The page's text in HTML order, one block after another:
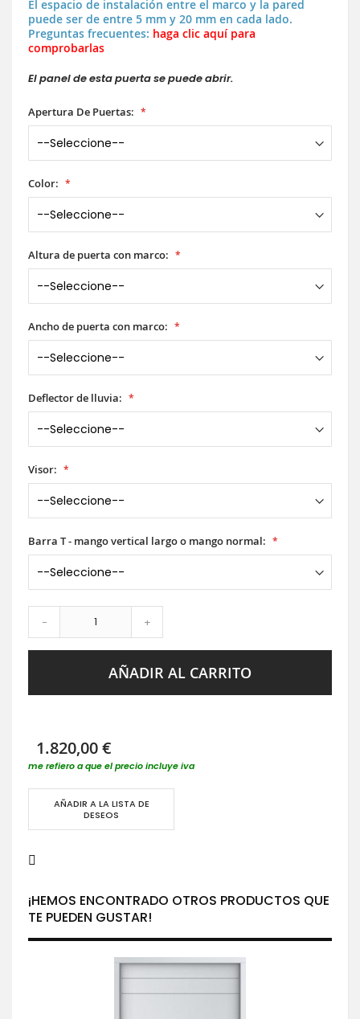
El espacio de instalación entre el marco y la pared
puede ser de entre 5 mm y 20 mm en cada lado.
Preguntas frecuentes: haga clic aquí para
comprobarlas
El panel de esta puerta se puede abrir.
Apertura De Puertas:
Color:
Altura de puerta con marco:
Ancho de puerta con marco:
Deflector de lluvia:
Visor:
Barra T - mango vertical largo o mango normal:
- +
AÑADIR AL CARRITO
1.820,00 €
me refiero a que el precio incluye iva
AÑADIR A LA LISTA DE
DESEOS
¡HEMOS ENCONTRADO OTROS PRODUCTOS QUE
TE PUEDEN GUSTAR!